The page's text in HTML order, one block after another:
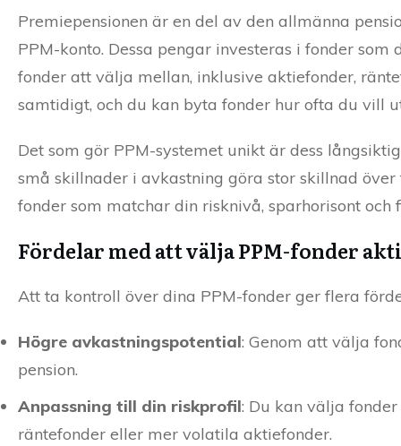
Premiepensionen är en del av den allmänna
PPM-konto. Dessa pengar investeras i fonder
fonder att välja mellan, inklusive aktiefonder,
samtidigt, och du kan byta fonder hur ofta du vill
Det som gör PPM-systemet unikt är dess
små skillnader i avkastning göra stor skillnad
fonder som matchar din risknivå, sparhorisont och
Fördelar med att välja PPM-fonder
Att ta kontroll över dina PPM-fonder ger flera
Högre avkastningspotential: Genom att välja
pension.
Anpassning till din riskprofil: Du kan välja
räntefonder eller mer volatila aktiefonder.